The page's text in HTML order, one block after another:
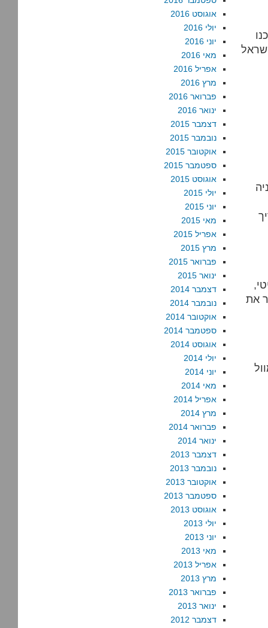
את
אוגוסט 2016
יולי 2016
יוני 2016
מאי 2016
אפריל 2016
מרץ 2016
פברואר 2016
ינואר 2016
דצמבר 2015
נובמבר 2015
אוקטובר 2015
ספטמבר 2015
אוגוסט 2015
יולי 2015
יוני 2015
מאי 2015
אפריל 2015
מרץ 2015
פברואר 2015
ינואר 2015
דצמבר 2014
נובמבר 2014
אוקטובר 2014
ספטמבר 2014
אוגוסט 2014
יולי 2014
יוני 2014
מאי 2014
אפריל 2014
מרץ 2014
פברואר 2014
ינואר 2014
דצמבר 2013
נובמבר 2013
אוקטובר 2013
ספטמבר 2013
אוגוסט 2013
יולי 2013
יוני 2013
מאי 2013
אפריל 2013
מרץ 2013
פברואר 2013
ינואר 2013
דצמבר 2012